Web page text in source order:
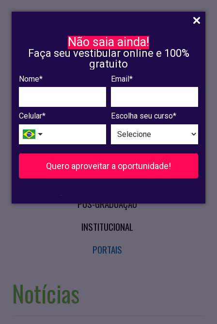
Não saia ainda!
Faça seu vestibular online e 100%
gratuito
Nome* Email*
Celular* Escolha seu curso*
Quero aproveitar a oportunidade!
.
INSCRIÇÃO
OLINDA
RECIFE
VESTIBULAR
CURSOS PRESENCIAIS
PÓS-GRADUAÇÃO
INSTITUCIONAL
PORTAIS
Notícias